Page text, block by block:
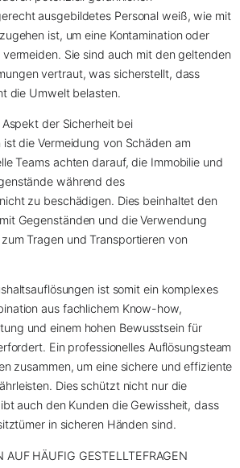
ausgebildetes Personal weiß, wie mit
ist, um eine Kontamination oder
Sie sind auch mit den geltenden
vertraut, was sicherstellt, dass
die Umwelt belasten.
der Sicherheit bei
die Vermeidung von Schäden am
Teams achten darauf, die Immobilie und
während des
zu beschädigen. Dies beinhaltet den
Gegenständen und die Verwendung
Tragen und Transportieren von
ist somit ein komplexes
aus fachlichem Know-how,
und einem hohen Bewusstsein für
Ein professionelles Auflösungsteam
zusammen, um eine sichere und effiziente
Dies schützt nicht nur die
auch den Kunden die Gewissheit, dass
in sicheren Händen sind.
AUF HÄUFIG GESTELLTEFRAGEN